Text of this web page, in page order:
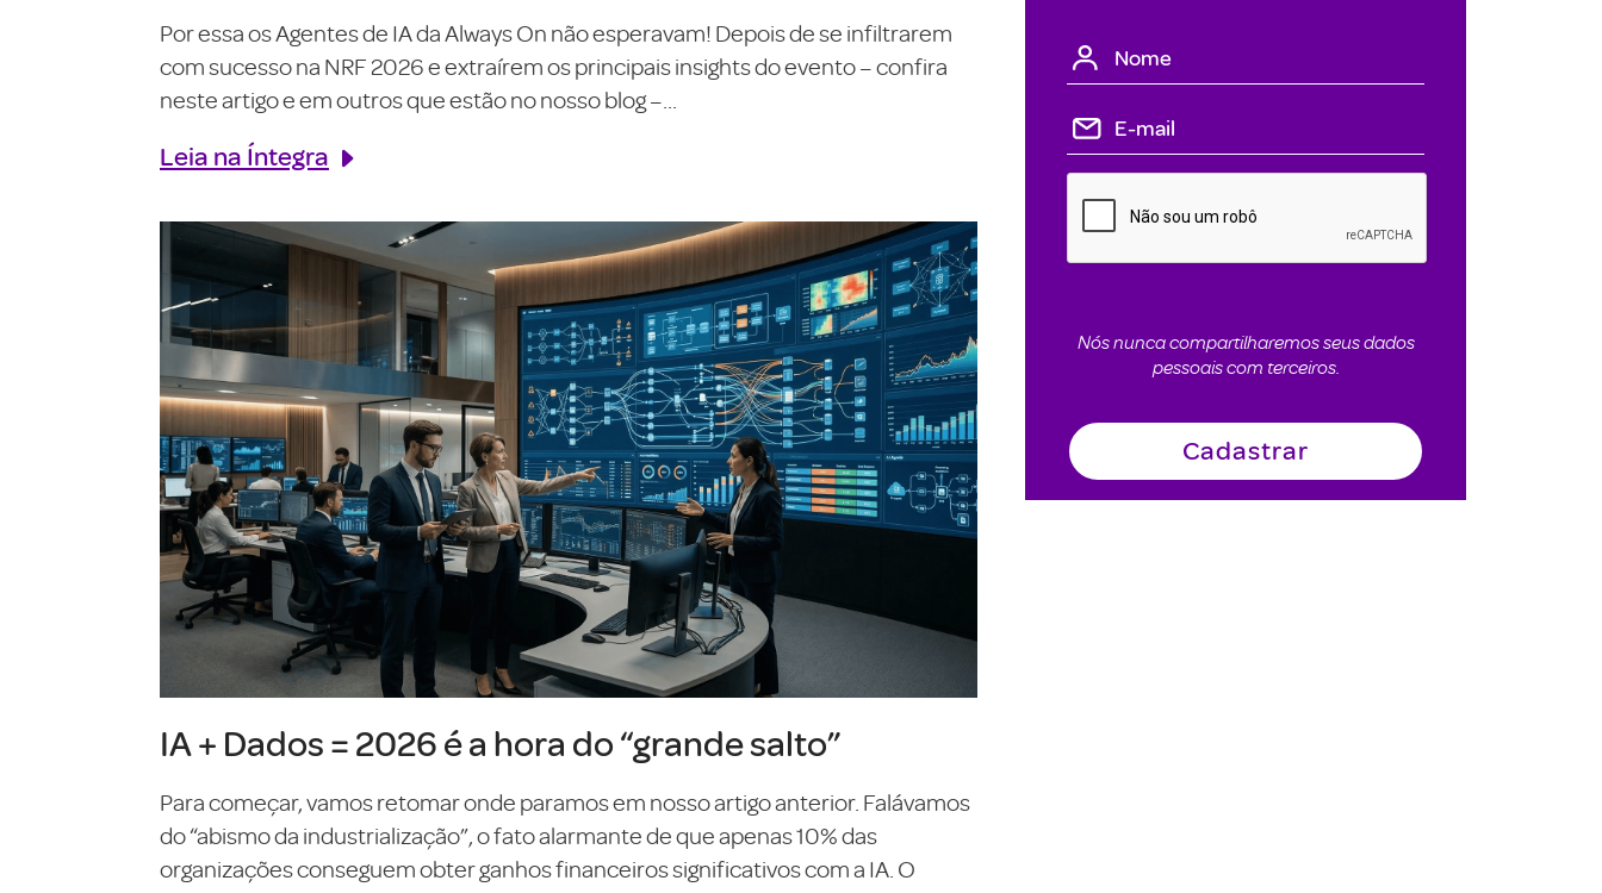
Por essa os Agentes de IA da Always On não esperavam! Depois de se infiltrarem
com sucesso na NRF 2026 e extraírem os principais insights do evento – confira
neste artigo e em outros que estão no nosso blog –...
Leia na Íntegra
IA + Dados = 2026 é a hora do “grande salto”
Para começar, vamos retomar onde paramos em nosso artigo anterior. Falávamos
do “abismo da industrialização”, o fato alarmante de que apenas 10% das
organizações conseguem obter ganhos financeiros significativos com a IA. O
Nós nunca compartilharemos seus dados
pessoais com terceiros.